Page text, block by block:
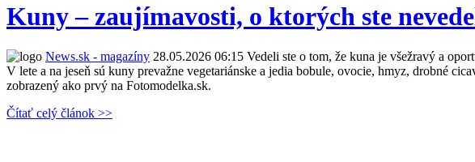
Kuny – zaujímavosti, o ktorých ste
News.sk - magazíny 28.05.2026 06:15 Vedeli ste o tom, že kuna je všežravý a
V lete a na jeseň sú kuny prevažne vegetariánske a jedia bobule, ovocie, hmyz, drobné
zobrazený ako prvý na Fotomodelka.sk.
Čítať celý článok >>